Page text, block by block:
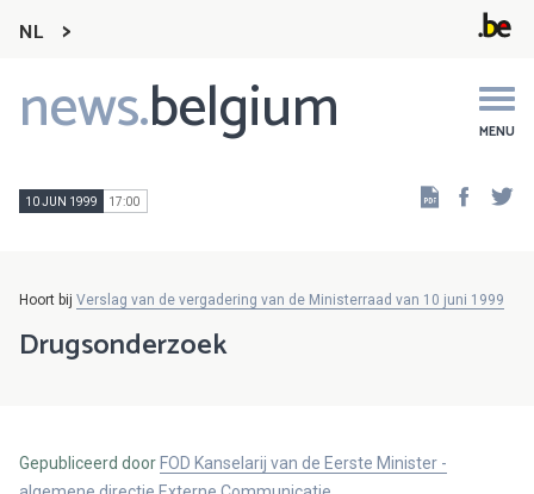
NL
news.belgium MENU
Main
navigation
10 JUN 1999 17:00
Hoort bij Verslag van de vergadering van de Ministerraad van 10 juni 1999
Drugsonderzoek
Gepubliceerd door FOD Kanselarij van de Eerste Minister -